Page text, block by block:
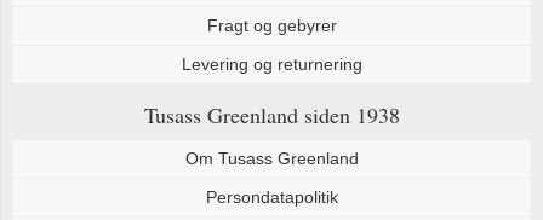
Fragt og gebyrer
Levering og returnering
Tusass Greenland siden 1938
Om Tusass Greenland
Persondatapolitik